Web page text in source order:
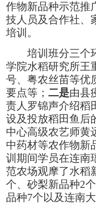
作物新品种示范推
技人员及合作社、
培训。
培训班分三个
学院水稻研究所王
号、粤农丝苗等优
要点等； 二是由县
责人罗锦声介绍稻
设及投放稻田鱼后
中心高级农艺师黄
中药材等农作物新
训期间学员在连南
范农场观摩了水稻
个、砂梨新品种2
品种7个以及连南